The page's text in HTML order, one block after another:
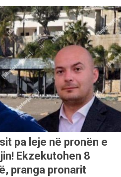
pa leje në pronën e
Ekzekutohen 8
pranga pronarit